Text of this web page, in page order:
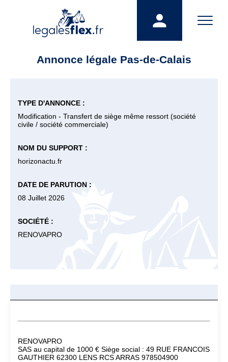
Annonce légale Pas-de-Calais
TYPE D'ANNONCE :
Modification - Transfert de siège même ressort (société
civile / société commerciale)
NOM DU SUPPORT :
horizonactu.fr
DATE DE PARUTION :
08 Juillet 2026
SOCIÉTÉ :
RENOVAPRO
RENOVAPRO
SAS au capital de 1000 € Siège social : 49 RUE FRANCOIS
GAUTHIER 62300 LENS RCS ARRAS 978504900